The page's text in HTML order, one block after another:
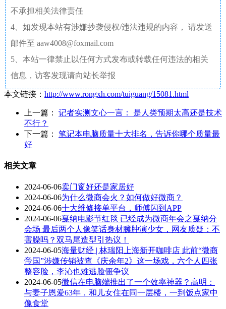
不承担相关法律责任
4、如发现本站有涉嫌抄袭侵权/违法违规的内容， 请发送
邮件至 aaw4008@foxmail.com
5、本站一律禁止以任何方式发布或转载任何违法的相关
信息，访客发现请向站长举报
本文链接： http://www.rongxh.com/tuiguang/15081.html
上一篇： 记者实测文心一言： 是人类预期太高还是技术
不行？
下一篇： 笔记本电脑质量十大排名，告诉你哪个质量最
好
相关文章
2024-06-06卖门窗好还是家居好
2024-06-06为什么微商会火？如何做好微商？
2024-06-06十大维修接单平台，师傅闪到APP
2024-06-06戛纳电影节红毯 已经成为微商年会之戛纳分
会场 最后两个人像笑话身材臃肿演少女，网友质疑：不
害臊吗？双马尾造型引热议！
2024-06-05海量财经 | 林瑞阳上海新开咖啡店 此前“微商
帝国”涉嫌传销被查《庆余年2》这一场戏，六个人四张
整容脸，李沁也难逃脸僵争议
2024-06-05微信在电脑端推出了一个效率神器？高明：
与妻子恩爱63年，和儿女住在同一层楼，一到饭点家中
像食堂